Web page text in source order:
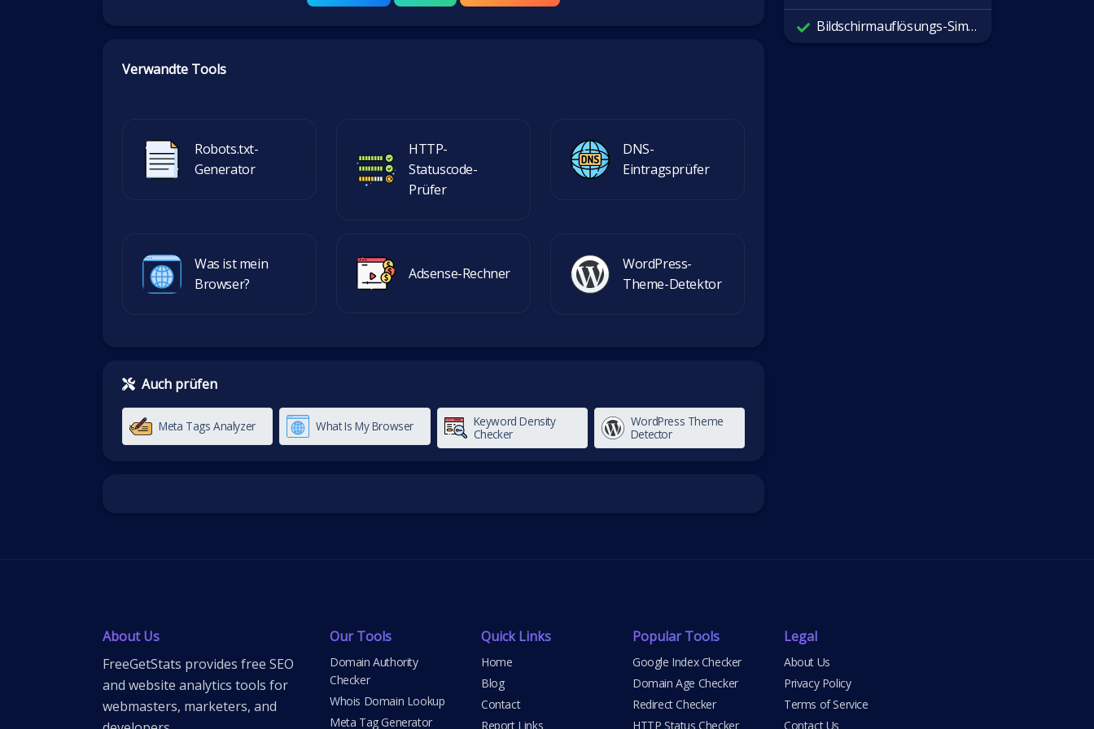
Verwandte Tools
Robots.txt-
Generator
HTTP-
Statuscode-
Prüfer
DNS-
Eintragsprüfer
Was ist mein
Browser?
Adsense-Rechner
WordPress-
Theme-Detektor
Auch prüfen
Meta Tags Analyzer What Is My Browser
Keyword Density
Checker
WordPress Theme
Detector
Bildschirmauflösungs-Simulator
About Us
FreeGetStats provides free SEO
and website analytics tools for
webmasters, marketers, and
Our Tools
Domain Authority
Checker
Whois Domain Lookup
Meta Tag Generator
Quick Links
Home
Blog
Contact
Report Links
Popular Tools
Google Index Checker
Domain Age Checker
Redirect Checker
HTTP Status Checker
Legal
About Us
Privacy Policy
Terms of Service
Contact Us